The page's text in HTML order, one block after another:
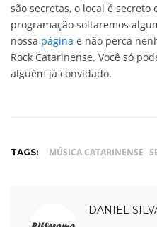
são secretas, o local é secreto
programação soltaremos
nossa página e não perca
Rock Catarinense. Você só
alguém já convidado.
TAGS: MÚSICA CATARINENSE
DANIEL